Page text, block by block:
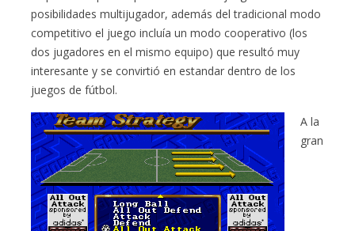
posibilidades multijugador, además del tradicional modo
competitivo el juego incluía un modo cooperativo (los
dos jugadores en el mismo equipo) que resultó muy
interesante y se convirtió en estandar dentro de los
juegos de fútbol.
A la
gran